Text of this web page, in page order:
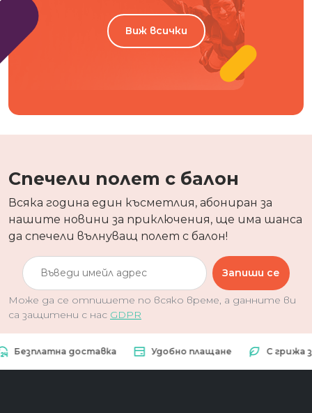
Виж всички
Спечели полет с балон
Всяка година един късметлия, абониран за
нашите новини за приключения, ще има шанса
да спечели вълнуващ полет с балон!
Запиши се
Може да се отпишете по всяко време, а данните ви
са защитени с нас GDPR
доставка Удобно плащане С грижа за